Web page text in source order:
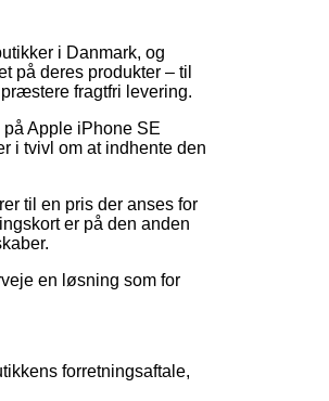
i Danmark, og
på deres produkter – til
fragtfri levering.
Apple iPhone SE
i tvivl om at indhente den
til en pris der anses for
er på den anden
en løsning som for
forretningsaftale,